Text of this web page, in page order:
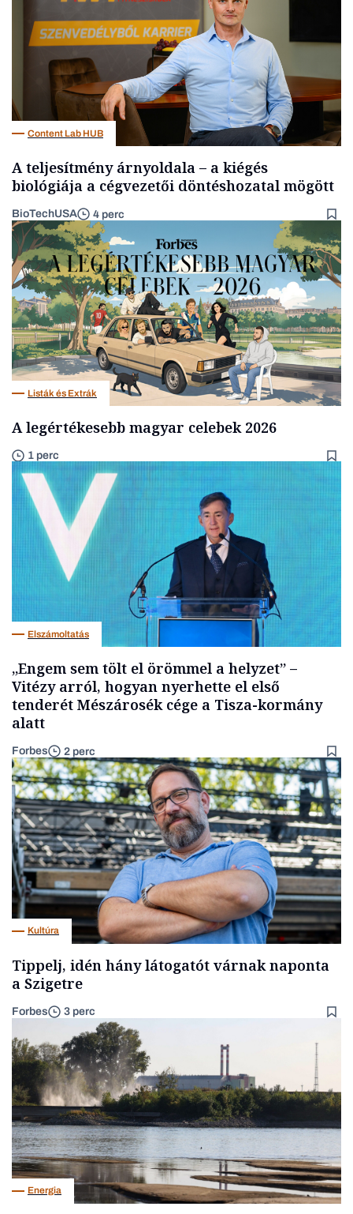
Content Lab HUB
A teljesítmény árnyoldala – a kiégés
biológiája a cégvezetői döntéshozatal mögött
BioTechUSA 4 perc
Listák és Extrák
A legértékesebb magyar celebek 2026
1 perc
Elszámoltatás
„Engem sem tölt el örömmel a helyzet” –
Vitézy arról, hogyan nyerhette el első
tenderét Mészárosék cége a Tisza-kormány
alatt
Forbes 2 perc
Kultúra
Tippelj, idén hány látogatót várnak naponta
a Szigetre
Forbes 3 perc
Energia